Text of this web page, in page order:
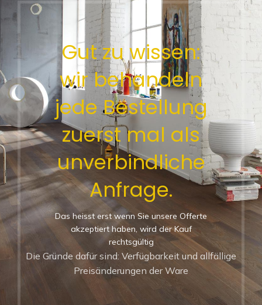
Gut zu wissen:
wir behandeln
jede Bestellung
zuerst mal als
unverbindliche
Anfrage.
Das heisst erst wenn Sie unsere Offerte
akzeptiert haben, wird der Kauf
rechtsgültig
Die Gründe dafür sind: Verfügbarkeit und allfällige
Preisänderungen der Ware